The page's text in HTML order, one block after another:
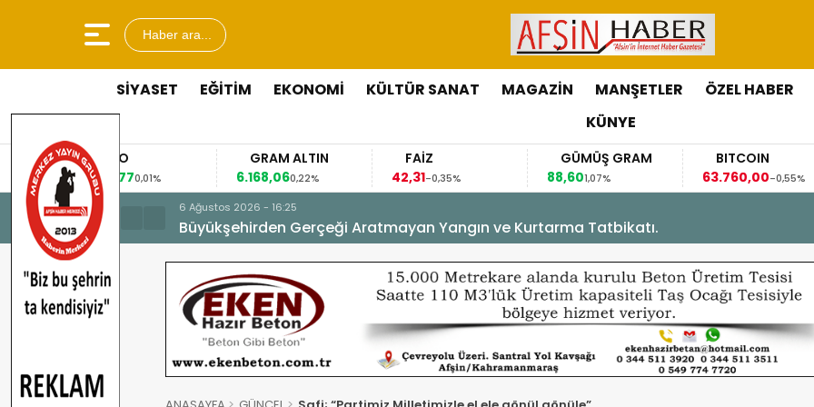
Haber ara...
SİYASET EĞİTİM EKONOMİ KÜLTÜR SANAT MAGAZİN MANŞETLER ÖZEL HABER
KÜNYE
0,01%
GRAM ALTIN
6.168,06
0,22%
FAİZ
42,31
GÜMÜŞ GRAM
88,60
BITCOIN
63.760,00
-0,55%
63,1184
6 Ağustos 2026 - 16:25
Büyükşehirden Gerçeği Aratmayan Yangın ve Kurtarma Tatbikatı.